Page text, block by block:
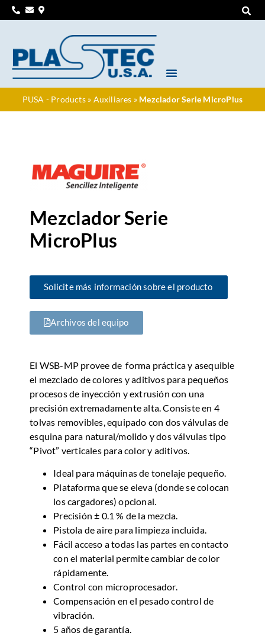
PUSA - Products» Auxiliares » Mezclador Serie MicroPlus
Mezclador Serie
MicroPlus
Solicite más información sobre el producto
Archivos del equipo
El WSB-MP provee de forma práctica y asequible
el mezclado de colores y aditivos para pequeños
procesos de inyección y extrusión con una
precisión extremadamente alta. Consiste en 4
tolvas removibles, equipado con dos válvulas de
esquina para natural/molido y dos válvulas tipo
“Pivot” verticales para color y aditivos.
Ideal para máquinas de tonelaje pequeño.
Plataforma que se eleva (donde se colocan
los cargadores) opcional.
Precisión ± 0.1 % de la mezcla.
Pistola de aire para limpieza incluida.
Fácil acceso a todas las partes en contacto
con el material permite cambiar de color
rápidamente.
Control con microprocesador.
Compensación en el pesado control de
vibración.
5 años de garantía.